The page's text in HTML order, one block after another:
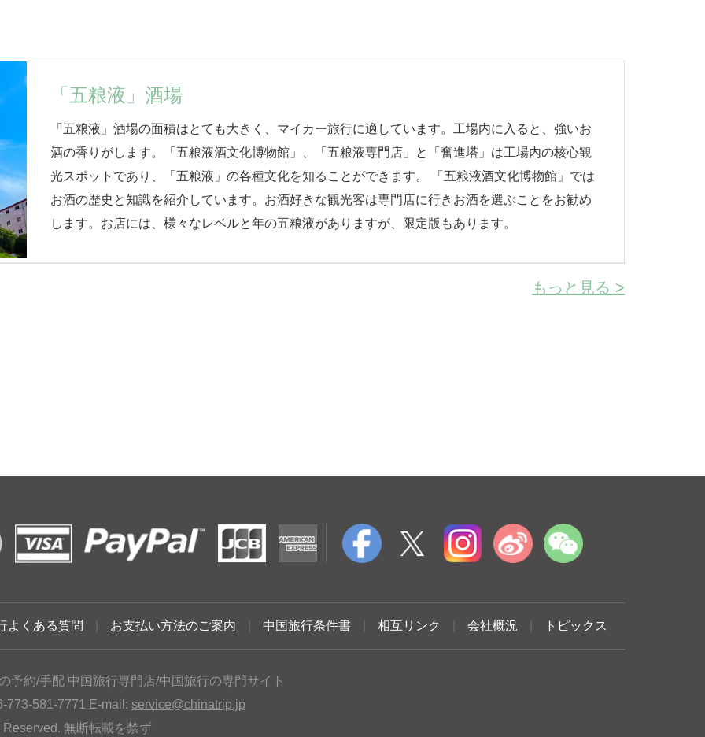
​「五粮液」酒場
「五粮液」酒場の面積はとても大きく、マイカー旅行に適しています。工場内に入ると、強いお
酒の香りがします。「五粮液酒文化博物館」、「五粮液専門店」と「奮進塔」は工場内の核心観
光スポットであり、「五粮液」の各種文化を知ることができます。 「五粮液酒文化博物館」では
お酒の歴史と知識を紹介しています。お酒好きな観光客は専門店に行きお酒を選ぶことをお勧め
します。お店には、様々なレベルと年の五粮液がありますが、限定版もあります。
もっと見る >
よくある質問 お支払い方法のご案内 中国旅行条件書 相互リンク 会社概況 トピックス
予約/手配 中国旅行専門店/中国旅行の専門サイト
773-581-7771 E-mail: service@chinatrip.jp
無断転載を禁ず